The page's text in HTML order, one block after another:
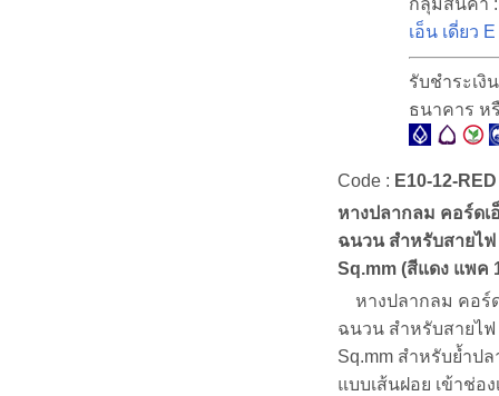
กลุ่มสินค้า
เอ็น เดี่ยว E
รับชำระเงิ
ธนาคาร ห
Code : E10-12-RED
หางปลากลม คอร์ดเ
ฉนวน สำหรับสายไฟ
Sq.mm (สีแดง แพค
หางปลากลม คอร์
ฉนวน สำหรับสายไฟ
Sq.mm สำหรับย้ำป
แบบเส้นฝอย เข้าช่อง